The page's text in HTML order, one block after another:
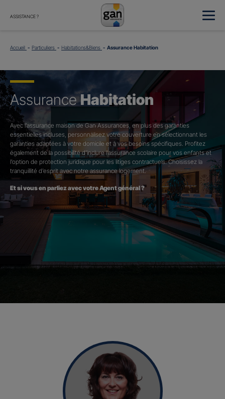
ASSISTANCE ?
Accueil Particuliers Habitations&Biens Assurance Habitation
AssuranceHabitation
Avec l’assurance maison de Gan Assurances, en plus des garanties
essentielles incluses, personnalisez votre couverture en sélectionnant les
garanties adaptées à votre domicile et à vos besoins spécifiques. Profitez
également de la possibilité d’inclure l’assurance scolaire pour vos enfants et
l’option de protection juridique pour les litiges contractuels. Choisissez la
tranquillité d’esprit avec notre assurance logement.
Et si vous en parliez avec votre Agent général ?